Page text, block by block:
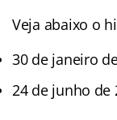
Veja abaixo o
30 de janeiro
24 de junho de